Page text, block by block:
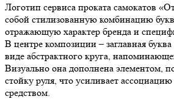
Логотип сервиса проката самокатов
собой стилизованную комбинацию
отражающую характер бренда и
В центре композиции – заглавная
виде абстрактного круга,
Визуально она дополнена элементом,
стойку руля, что усиливает
средством.